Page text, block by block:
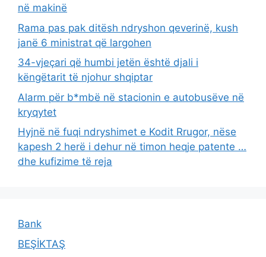
në makinë
Rama pas pak ditësh ndryshon qeverinë, kush
janë 6 ministrat që largohen
34-vjeçari që humbi jetën është djali i
këngëtarit të njohur shqiptar
Alarm për b*mbë në stacionin e autobusëve në
kryqytet
Hyjnë në fuqi ndryshimet e Kodit Rrugor, nëse
kapesh 2 herë i dehur në timon heqje patente …
dhe kufizime të reja
Bank
BEŞİKTAŞ